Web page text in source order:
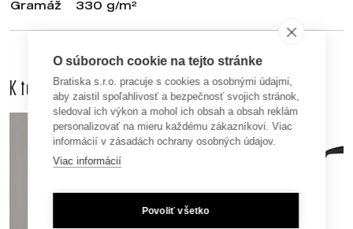
Gramáž
330 g/m²
K tomuto produktu odporúčame dokúpiť aj
O súboroch cookie na tejto stránke
Bratiska s.r.o. pracuje s cookies a osobnými údajmi,
aby zaistil spoľahlivosť a bezpečnosť svojich stránok,
sledoval ich výkon a mohol ich obsah a obsah reklám
personalizovať na mieru každému zákazníkovi. Viac
informácií v zásadách ochrany osobných údajov.
Viac informácií
Povoliť všetko